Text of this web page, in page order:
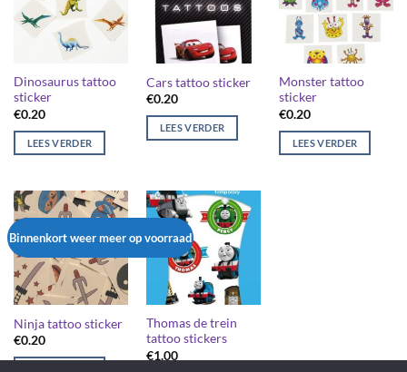
Dinosaurus tattoo
sticker
€0.20
LEES VERDER
Cars tattoo sticker
€0.20
LEES VERDER
Monster tattoo
sticker
€0.20
LEES VERDER
Binnenkort weer meer op voorraad
Ninja tattoo sticker
€0.20
Thomas de trein
tattoo stickers
€1.00